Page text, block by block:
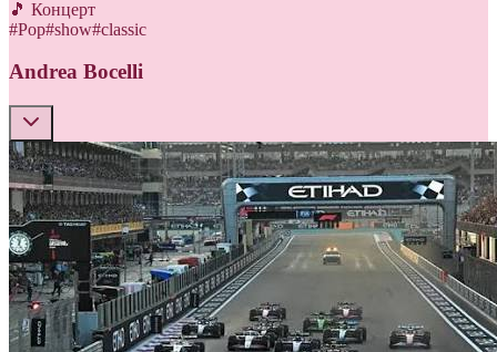
🎵 Концерт
#Pop#show#classic
Andrea Bocelli